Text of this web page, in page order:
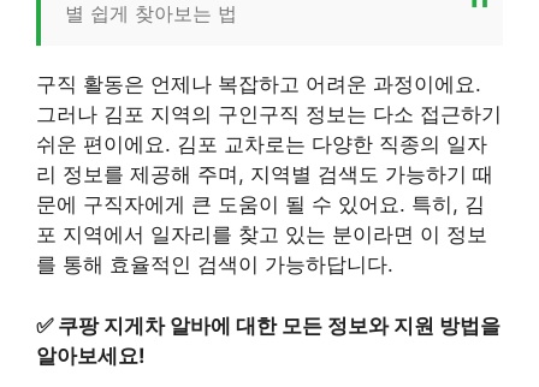
별 쉽게 찾아보는 법
구직 활동은 언제나 복잡하고 어려운 과정이에요.
그러나 김포 지역의 구인구직 정보는 다소 접근하기
쉬운 편이에요. 김포 교차로는 다양한 직종의 일자
리 정보를 제공해 주며, 지역별 검색도 가능하기 때
문에 구직자에게 큰 도움이 될 수 있어요. 특히, 김
포 지역에서 일자리를 찾고 있는 분이라면 이 정보
를 통해 효율적인 검색이 가능하답니다.
✅ 쿠팡 지게차 알바에 대한 모든 정보와 지원 방법을
알아보세요!